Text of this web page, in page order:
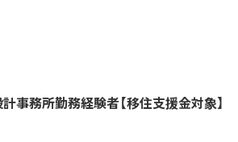
事務所勤務経験者【移住支援金対象】